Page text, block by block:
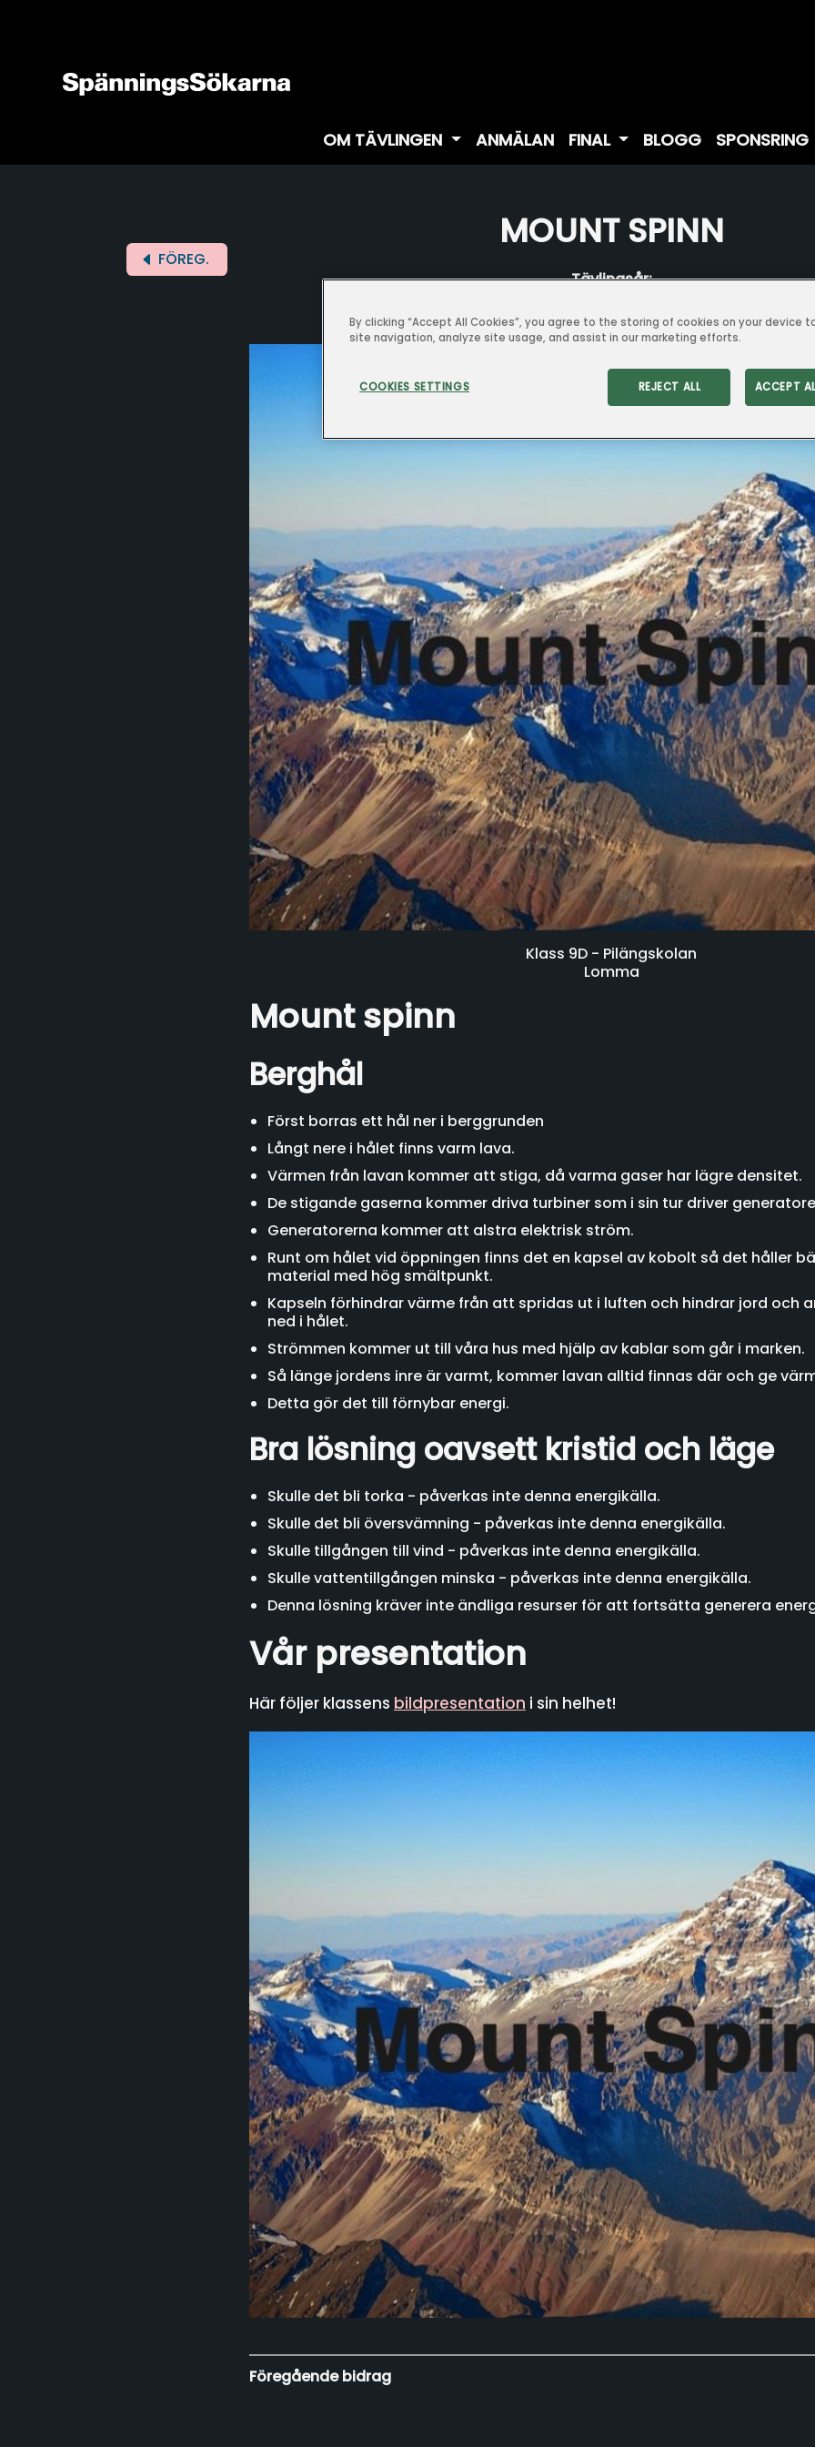
OM TÄVLINGEN ANMÄLAN FINAL BLOGG SPONSRING
FÖREG.
MOUNT SPINN
Tävlingsår:
Klass 9D - Pilängskolan
Lomma
Mount spinn
Berghål
Först borras ett hål ner i berggrunden
Långt nere i hålet finns varm lava.
Värmen från lavan kommer att stiga, då varma gaser har lägre densitet.
De stigande gaserna kommer driva turbiner som i sin tur driver
Generatorerna kommer att alstra elektrisk ström.
Runt om hålet vid öppningen finns det en kapsel av kobolt så det håller
material med hög smältpunkt.
Kapseln förhindrar värme från att spridas ut i luften och hindrar jord och
ned i hålet.
Strömmen kommer ut till våra hus med hjälp av kablar som går i marken.
Så länge jordens inre är varmt, kommer lavan alltid finnas där och ge
Detta gör det till förnybar energi.
Bra lösning oavsett kristid och läge
Skulle det bli torka - påverkas inte denna energikälla.
Skulle det bli översvämning - påverkas inte denna energikälla.
Skulle tillgången till vind - påverkas inte denna energikälla.
Skulle vattentillgången minska - påverkas inte denna energikälla.
Denna lösning kräver inte ändliga resurser för att fortsätta generera
Vår presentation
Här följer klassens bildpresentation i sin helhet!
Föregående bidrag
By clicking “Accept All Cookies”, you agree to the storing of cookies on your device
site navigation, analyze site usage, and assist in our marketing efforts.
COOKIES SETTINGS REJECT ALL ACCEPT